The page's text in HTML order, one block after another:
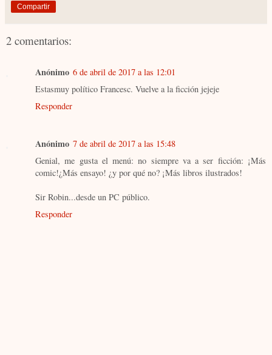
Compartir
2 comentarios:
Anónimo 6 de abril de 2017 a las 12:01
Estasmuy político Francesc. Vuelve a la ficción jejeje
Responder
Anónimo 7 de abril de 2017 a las 15:48
Genial, me gusta el menú: no siempre va a ser ficción: ¡Más
comic!¿Más ensayo! ¿y por qué no? ¡Más libros ilustrados!
Sir Robin...desde un PC público.
Responder